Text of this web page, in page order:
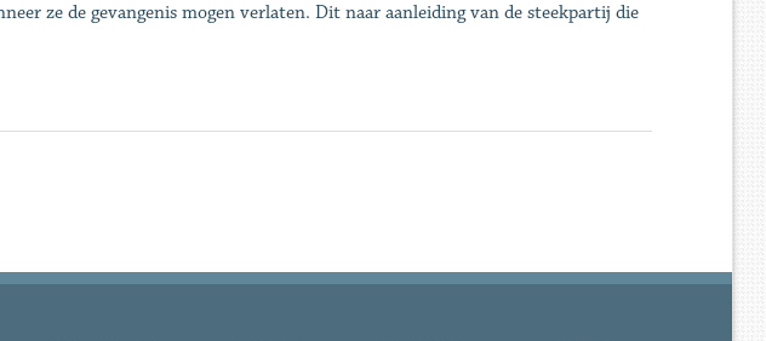
ze de gevangenis mogen verlaten. Dit naar aanleiding van de steekpartij die